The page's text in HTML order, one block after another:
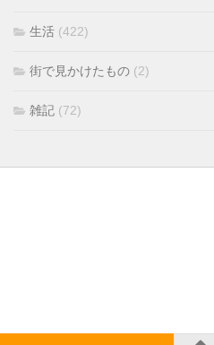
生活 (422)
街で見かけたもの (2)
雑記 (72)